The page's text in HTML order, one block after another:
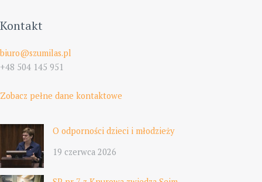
Kontakt
biuro@szumilas.pl
+48 504 145 951
Zobacz pełne dane kontaktowe
O odporności dzieci i młodzieży
19 czerwca 2026